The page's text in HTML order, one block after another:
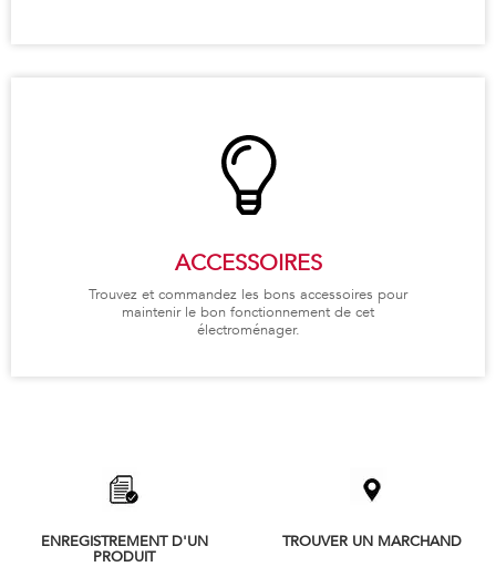
ACCESSOIRES
Trouvez et commandez les bons accessoires pour
maintenir le bon fonctionnement de cet
électroménager.
ENREGISTREMENT D'UN
PRODUIT
TROUVER UN MARCHAND